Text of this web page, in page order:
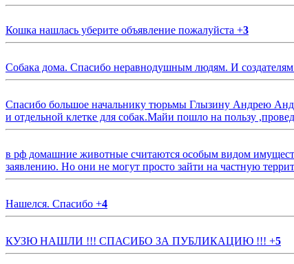
Кошка нашлась уберите объявление пожалуйста +3
Собака дома. Спасибо неравнодушным людям. И создателям
Спасибо большое начальнику тюрьмы Глызину Андрею
и отдельной клетке для собак.Майи пошло на пользу
в рф домашние животные считаются особым видом
заявлению. Но они не могут просто зайти на частную
Нашелся. Спасибо +4
КУЗЮ НАШЛИ !!! СПАСИБО ЗА ПУБЛИКАЦИЮ !!! +5